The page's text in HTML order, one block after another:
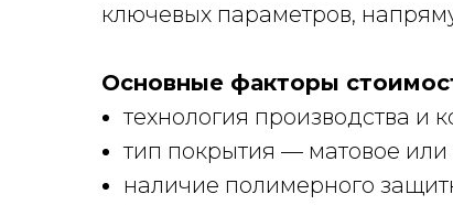
ключевых параметров,
Основные факторы
технология производства и
тип покрытия — матовое или
наличие полимерного